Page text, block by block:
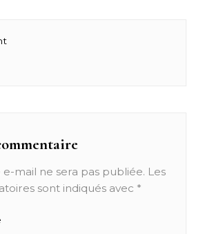
mail ne sera pas publiée. Les
sont indiqués avec *